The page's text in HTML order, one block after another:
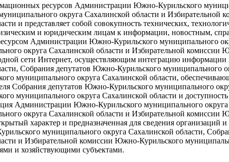
ресурсов Администрации Южно-Курильского
округа Сахалинской области и Избирательной
и представляет собой совокупность технических,
и юридическим лицам к информации, новостным,
Администрации Южно-Курильского муниципального
округа Сахалинской области и Избирательной комиссии
сети Интернет, осуществляющим интеграцию
Собрания депутатов Южно-Курильского муниципального
муниципального округа Сахалинской области,
Собрания депутатов Южно-Курильского муниципального
муниципального округа Сахалинской области и
Администрации Южно-Курильского муниципального
округа Сахалинской области и Избирательной комиссии
характер и предназначенная для сведения организаций
муниципального округа Сахалинской области,
и Избирательной комиссии Южно-Курильского
и хозяйствующими субъектами.